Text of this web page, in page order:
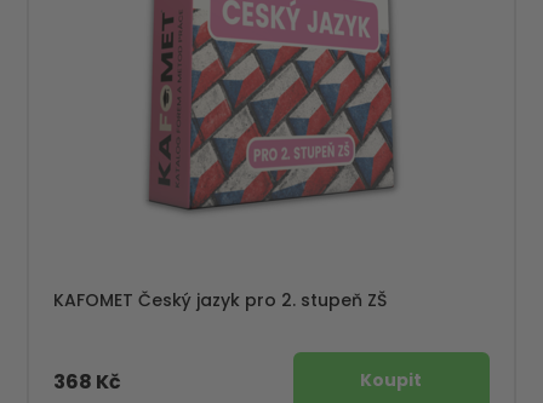
KAFOMET Český jazyk pro 2. stupeň ZŠ
368 Kč